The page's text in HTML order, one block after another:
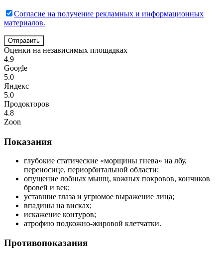
Согласие на получение рекламных и информационных
материалов.
Отправить
Оценки на независимых площадках
4.9
Google
5.0
Яндекс
5.0
Продокторов
4.8
Zoon
Показания
глубокие статические «морщины гнева» на лбу,
переносице, периорбитальной области;
опущение лобных мышц, кожных покровов, кончиков
бровей и век;
уставшие глаза и угрюмое выражение лица;
впадины на висках;
искажение контуров;
атрофию подкожно-жировой клетчатки.
Противопоказания